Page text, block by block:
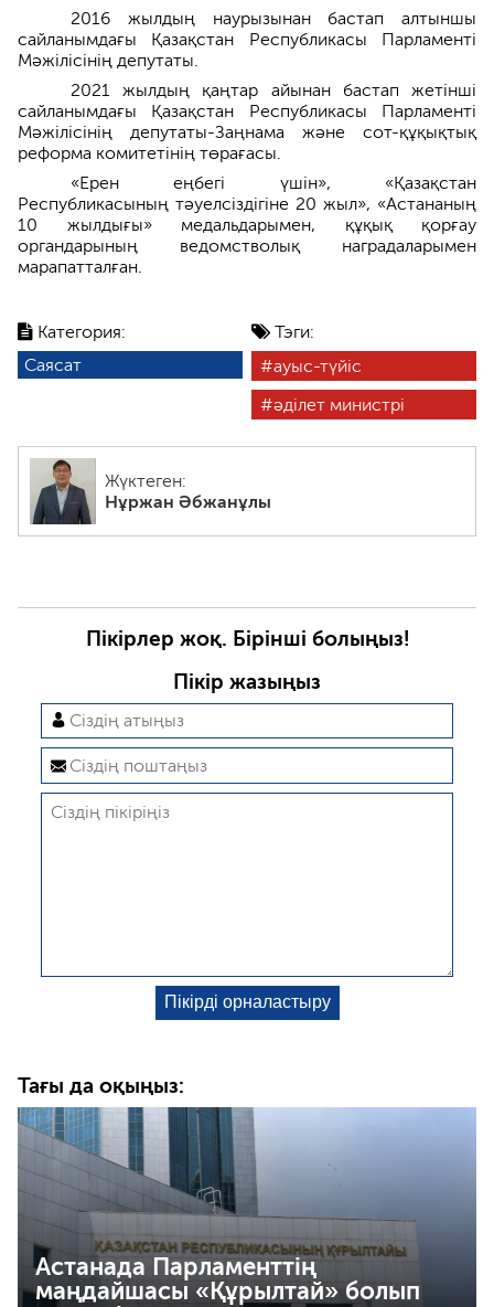
Категория:
Саясат
Тэги:
ауыс-түйіс
әділет министрі
Жүктеген:
Нұржан Әбжанұлы
2016 жылдың наурызынан бастап алтыншы
сайланымдағы Қазақстан Республикасы Парламенті
Мәжілісінің депутаты.
2021 жылдың қаңтар айынан бастап жетінші
сайланымдағы Қазақстан Республикасы Парламенті
Мәжілісінің депутаты-Заңнама және сот-құқықтық
реформа комитетінің төрағасы.
«Ерен еңбегі үшін», «Қазақстан
Республикасының тәуелсіздігіне 20 жыл», «Астананың
10 жылдығы» медальдарымен, құқық қорғау
органдарының ведомстволық наградаларымен
марапатталған.
Пікірлер жоқ. Бірінші болыңыз!
Пікір жазыңыз
Тағы да оқыңыз:
Астанада Парламенттің
маңдайшасы «Құрылтай» болып